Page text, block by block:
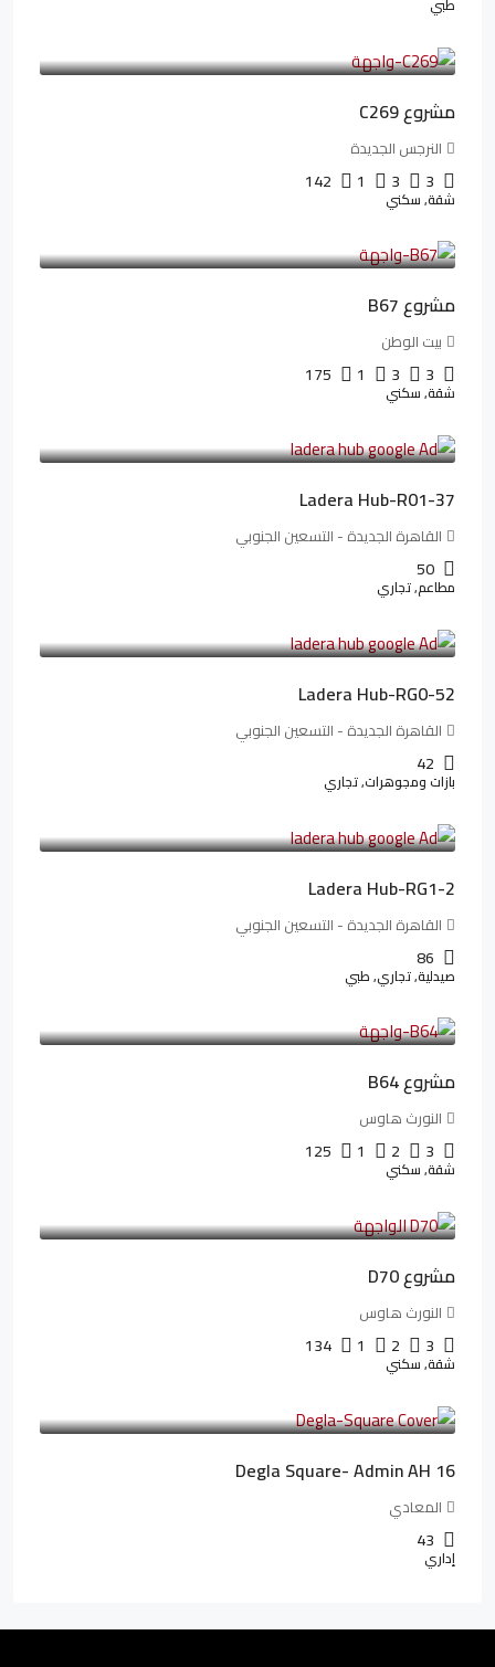
4,402,000LE
مشروع C269
النرجس الجديدة
3
3
1
142
شقة, سكني
4,550,000LE
مشروع B67
بيت الوطن
3
3
1
175
شقة, سكني
13,912,288LE
Ladera Hub-R01-37
القاهرة الجديدة - التسعين الجنوبي
50
مطاعم, تجاري
13,319,821LE
Ladera Hub-RG0-52
القاهرة الجديدة - التسعين الجنوبي
42
بازات ومجوهرات, تجاري
38,551,500LE
Ladera Hub-RG1-2
القاهرة الجديدة - التسعين الجنوبي
86
صيدلية, تجاري, طبي
3,125,000LE
مشروع B64
النورث هاوس
3
2
1
125
شقة, سكني
3,510,800LE
مشروع D70
النورث هاوس
3
2
1
134
شقة, سكني
3,010,000LE
Degla Square- Admin AH 16
المعادي
43
إداري